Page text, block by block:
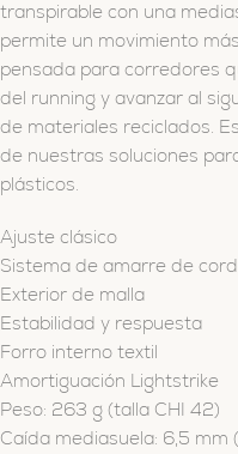
transpirable con una
permite un movimiento
pensada para corredores
del running y avanzar al
de materiales reciclados.
de nuestras soluciones
plásticos.
Ajuste clásico
Sistema de amarre de
Exterior de malla
Estabilidad y respuesta
Forro interno textil
Amortiguación Lightstrike
Peso: 263 g (talla CHI 42)
Caída mediasuela: 6,5